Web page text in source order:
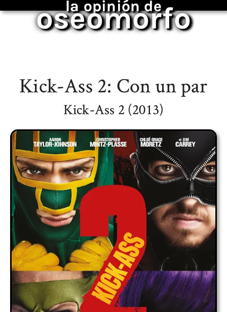
la opinión de
oseomorfo
Kick-Ass 2: Con un par
Kick-Ass 2 (2013)